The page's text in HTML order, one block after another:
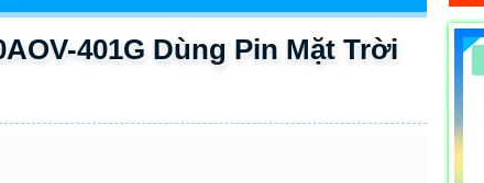
401G Dùng Pin Mặt Trời